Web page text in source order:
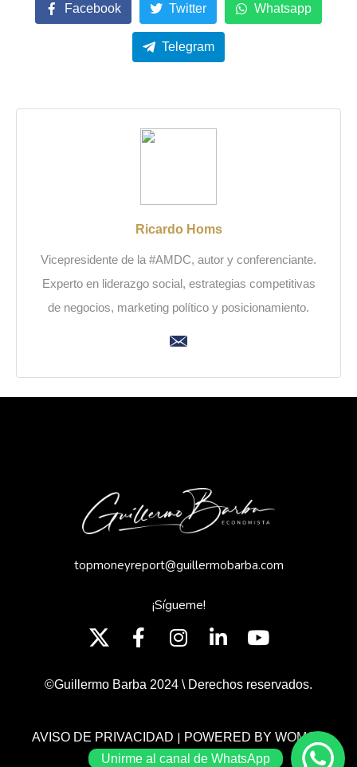
Facebook Twitter Whatsapp
Telegram
Ricardo Homs
Vicepresidente de la #AMDC, autor y conferenciante.
Experto en liderazgo social, estrategias competitivas
de negocios, marketing político y posicionamiento.
topmoneyreport@guillermobarba.com
¡Sígueme!
©Guillermo Barba 2024 \ Derechos reservados.
AVISO DE PRIVACIDAD | POWERED BY WOMGP
Unirme al canal de WhatsApp